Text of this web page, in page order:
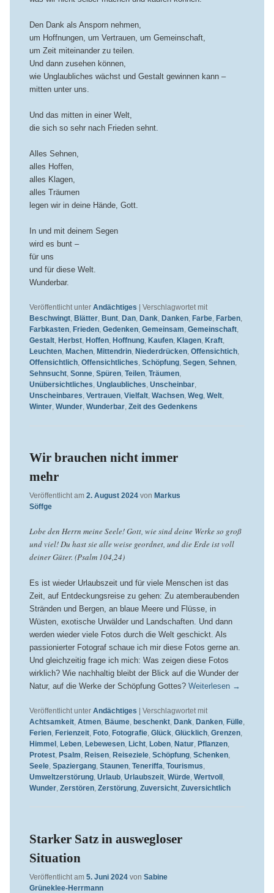
Den Dank als Ansporn nehmen,
um Hoffnungen, um Vertrauen, um Gemeinschaft,
um Zeit miteinander zu teilen.
Und dann zusehen können,
wie Unglaubliches wächst und Gestalt gewinnen kann –
mitten unter uns.
Und das mitten in einer Welt,
die sich so sehr nach Frieden sehnt.
Alles Sehnen,
alles Hoffen,
alles Klagen,
alles Träumen
legen wir in deine Hände, Gott.
In und mit deinem Segen
wird es bunt –
für uns
und für diese Welt.
Wunderbar.
Veröffentlicht unter Andächtiges
Verschlagwortet mit
Beschwingt, Blätter, Bunt, Dan, Dank, Danken, Farbe, Farben,
Farbkasten, Frieden, Gedenken, Gemeinsam, Gemeinschaft,
Gestalt, Herbst, Hoffen, Hoffnung, Kaufen, Klagen, Kraft,
Leuchten, Machen, Mittendrin, Niederdrücken, Offensichtich,
Offensichtlich, Offensichtliches, Schöpfung, Segen, Sehnen,
Sehnsucht, Sonne, Spüren, Teilen, Träumen,
Unübersichtliches, Unglaubliches, Unscheinbar,
Unscheinbares, Vertrauen, Vielfalt, Wachsen, Weg, Welt,
Winter, Wunder, Wunderbar, Zeit des Gedenkens
Wir brauchen nicht immer
mehr
Veröffentlicht am 2. August 2024 von Markus
Söffge
Lobe den Herrn meine Seele! Gott, wie sind deine Werke so groß
und viel! Du hast sie alle weise geordnet, und die Erde ist voll
deiner Güter. (Psalm 104,24)
Es ist wieder Urlaubszeit und für viele Menschen ist das
Zeit, auf Entdeckungsreise zu gehen: Zu atemberaubenden
Stränden und Bergen, an blaue Meere und Flüsse, in
Wüsten, exotische Urwälder und Landschaften. Und dann
werden wieder viele Fotos durch die Welt geschickt. Als
passionierter Fotograf schaue ich mir diese Fotos gerne an.
Und gleichzeitig frage ich mich: Was zeigen diese Fotos
wirklich? Wie nachhaltig bleibt der Blick auf die Wunder der
Natur, auf die Werke der Schöpfung Gottes? Weiterlesen →
Veröffentlicht unter Andächtiges
Verschlagwortet mit
Achtsamkeit, Atmen, Bäume, beschenkt, Dank, Danken, Fülle,
Ferien, Ferienzeit, Foto, Fotografie, Glück, Glücklich, Grenzen,
Himmel , Leben, Lebewesen, Licht, Loben, Natur, Pflanzen,
Protest, Psalm, Reisen, Reiseziele, Schöpfung, Schenken,
Seele, Spaziergang, Staunen, Teneriffa, Tourismus,
Umweltzerstörung, Urlaub, Urlaubszeit, Würde, Wertvoll ,
Wunder, Zerstören, Zerstörung, Zuversicht, Zuversichtlich
Starker Satz in auswegloser
Situation
Veröffentlicht am 5. Juni 2024 von Sabine
Grüneklee-Herrmann